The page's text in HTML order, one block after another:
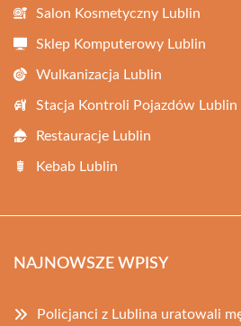
Salon Kosmetyczny Lublin
Sklep Komputerowy Lublin
Wulkanizacja Lublin
Stacja Kontroli Pojazdów Lublin
Restauracje Lublin
Kebab Lublin
NAJNOWSZE WPISY
Policjanci z Lublina uratowali